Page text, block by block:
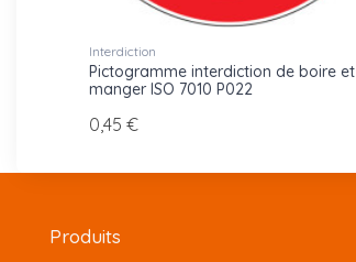
Interdiction
Pictogramme interdiction de boire et
manger ISO 7010 P022
0,45 €
Produits